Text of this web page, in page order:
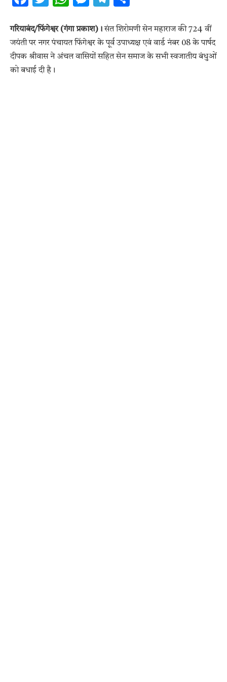
गरियाबंद/फिंगेश्वर (गंगा प्रकाश)।संत शिरोमणी सेन महाराज की 724 वीं
जयंती पर नगर पंचायत फिंगेश्वर के पूर्व उपाध्यक्ष एवं वार्ड नंबर 08 के पार्षद
दीपक श्रीवास ने अंचल वासियों सहित सेन समाज के सभी स्वजातीय बंधुओं
को बधाई दी है।